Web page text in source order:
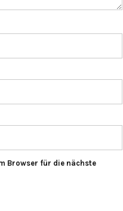
Browser für die nächste